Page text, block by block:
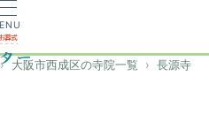
大阪市西成区の寺院一覧 長源寺